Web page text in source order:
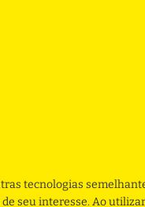
tecnologias
seu interesse. Ao